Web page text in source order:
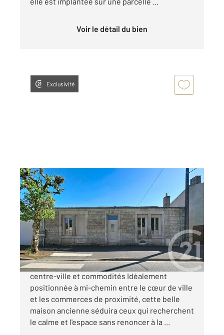
Voir le détail du bien
Exclusivité
LUCON 85
153 m2, 7 pièces
Ref : 2006
Maison à vendre
232 100 €
Luçon Maison ancienne de caractère, entre
centre-ville et commodités Idéalement
positionnée à mi-chemin entre le cœur de ville
et les commerces de proximité, cette belle
maison ancienne séduira ceux qui recherchent
le calme et l'espace sans renoncer à la ...